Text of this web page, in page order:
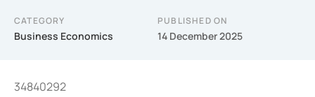
CATEGORY
Business Economics
PUBLISHED ON
14 December 2025
34840292